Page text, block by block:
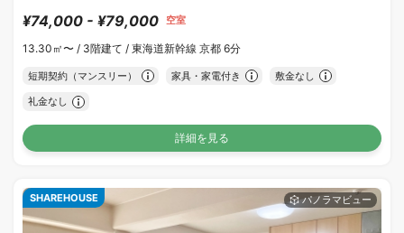
¥74,000 - ¥79,000 空室
13.30㎡〜 / 3階建て / 東海道新幹線 京都 6分
短期契約（マンスリー） 家具・家電付き 敷金なし
礼金なし
詳細を見る
SHAREHOUSE